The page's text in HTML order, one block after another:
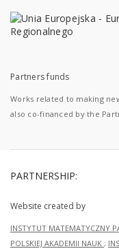
Partners funds
Works related to making
also co-financed by the
PARTNERSHIP:
Website created by
INSTYTUT MATEMATYCZNY
POLSKIEJ AKADEMII NAUK ;